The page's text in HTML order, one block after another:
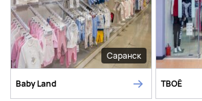
Саранск
Baby Land ТВОЁ